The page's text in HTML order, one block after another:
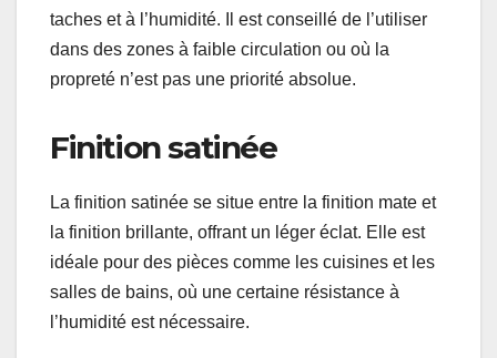
taches et à l’humidité. Il est conseillé de l’utiliser
dans des zones à faible circulation ou où la
propreté n’est pas une priorité absolue.
Finition satinée
La finition satinée se situe entre la finition mate et
la finition brillante, offrant un léger éclat. Elle est
idéale pour des pièces comme les cuisines et les
salles de bains, où une certaine résistance à
l’humidité est nécessaire.